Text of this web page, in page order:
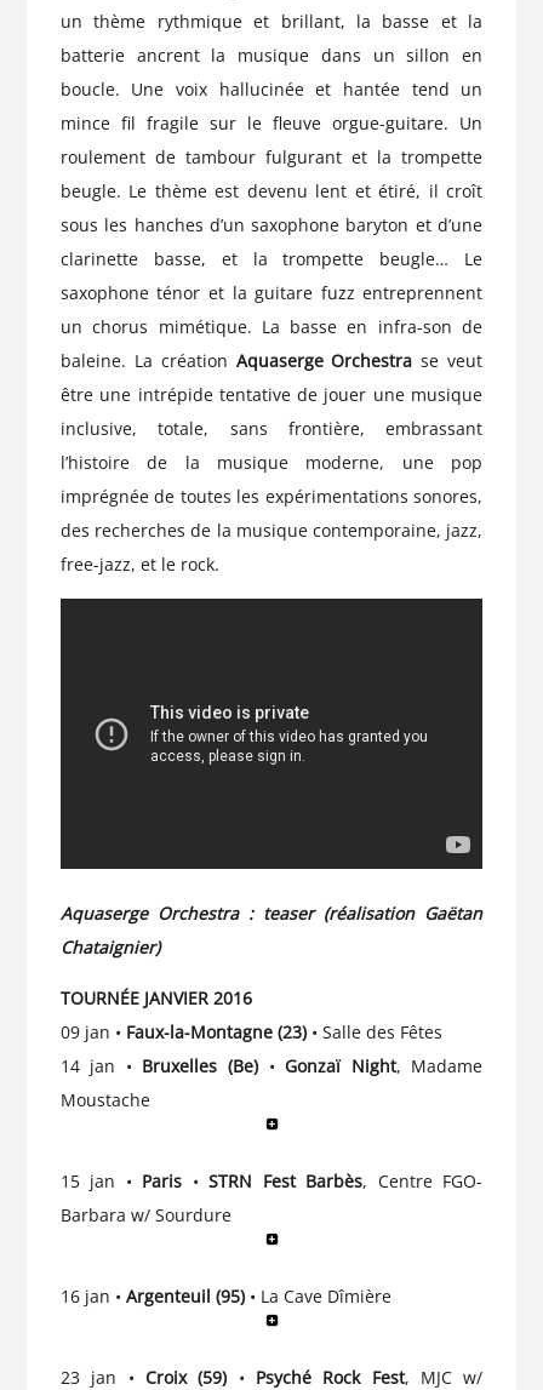
un thème rythmique et brillant, la basse et la
batterie ancrent la musique dans un sillon en
boucle. Une voix hallucinée et hantée tend un
mince fil fragile sur le fleuve orgue-guitare. Un
roulement de tambour fulgurant et la trompette
beugle. Le thème est devenu lent et étiré, il croît
sous les hanches d’un saxophone baryton et d’une
clarinette basse, et la trompette beugle… Le
saxophone ténor et la guitare fuzz entreprennent
un chorus mimétique. La basse en infra-son de
baleine. La création Aquaserge Orchestra se veut
être une intrépide tentative de jouer une musique
inclusive, totale, sans frontière, embrassant
l’histoire de la musique moderne, une pop
imprégnée de toutes les expérimentations sonores,
des recherches de la musique contemporaine, jazz,
free-jazz, et le rock.
Aquaserge Orchestra : teaser (réalisation Gaëtan
Chataignier)
TOURNÉE JANVIER 2016
09 jan • Faux-la-Montagne (23) • Salle des Fêtes
14 jan • Bruxelles (Be) •Gonzaï Night, Madame
Moustache
15 jan • Paris •STRN Fest Barbès, Centre FGO-
Barbara w/ Sourdure
16 jan • Argenteuil (95)• La Cave Dîmière
23 jan • Croix (59) • Psyché Rock Fest, MJC w/